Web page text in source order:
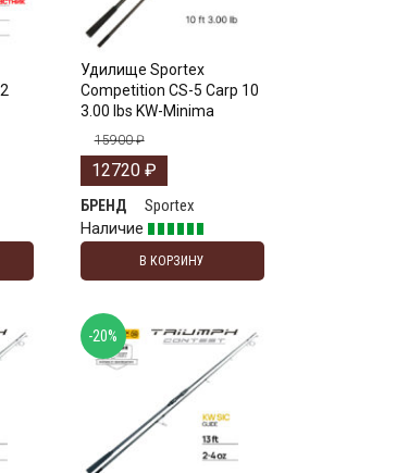
Удилище Sportex
Competition CS-5 Carp 10
3.00 lbs KW-Minima
15900₽
12720 ₽
БРЕНД
Sportex
Наличие
В КОРЗИНУ
-20%